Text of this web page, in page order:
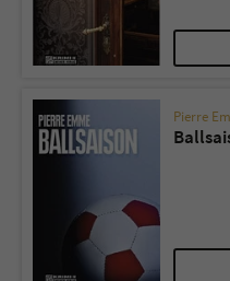
Pierre